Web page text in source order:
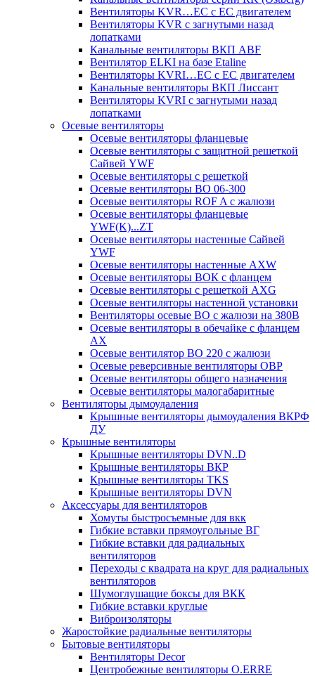
Вентиляторы KVR…EC с EC двигателем
Вентиляторы KVR с загнутыми назад
лопатками
Канальные вентиляторы ВКП ABF
Вентилятор ELKI на базе Etaline
Вентиляторы KVRI…EC c EC двигателем
Канальные вентиляторы ВКП Лиссант
Вентиляторы KVRI с загнутыми назад
лопатками
Осевые вентиляторы
Осевые вентиляторы фланцевые
Осевые вентиляторы c защитной решеткой
Сайвей YWF
Осевые вентиляторы с решеткой
Осевые вентиляторы ВО 06-300
Осевые вентиляторы ROF A с жалюзи
Осевые вентиляторы фланцевые
YWF(K)...ZT
Осевые вентиляторы настенные Сайвей
YWF
Осевые вентиляторы настенные AXW
Осевые вентиляторы ВОК с фланцем
Осевые вентиляторы с решеткой AXG
Осевые вентиляторы настенной установки
Вентиляторы осевые ВО с жалюзи на 380В
Осевые вентиляторы в обечайке с фланцем
AX
Осевые вентилятор ВО 220 с жалюзи
Осевые реверсивные вентиляторы ОВР
Осевые вентиляторы общего назначения
Осевые вентиляторы малогабаритные
Вентиляторы дымоудаления
Крышные вентиляторы дымоудаления ВКРФ
ДУ
Крышные вентиляторы
Крышные вентиляторы DVN..D
Крышные вентиляторы ВКР
Крышные вентиляторы TKS
Крышные вентиляторы DVN
Аксессуары для вентиляторов
Хомуты быстросъемные для вкк
Гибкие вставки прямоугольные ВГ
Гибкие вставки для радиальных
вентиляторов
Переходы с квадрата на круг для радиальных
вентиляторов
Шумоглушащие боксы для ВКК
Гибкие вставки круглые
Виброизоляторы
Жаростойкие радиальные вентиляторы
Бытовые вентиляторы
Вентиляторы Decor
Центробежные вентиляторы O.ERRE